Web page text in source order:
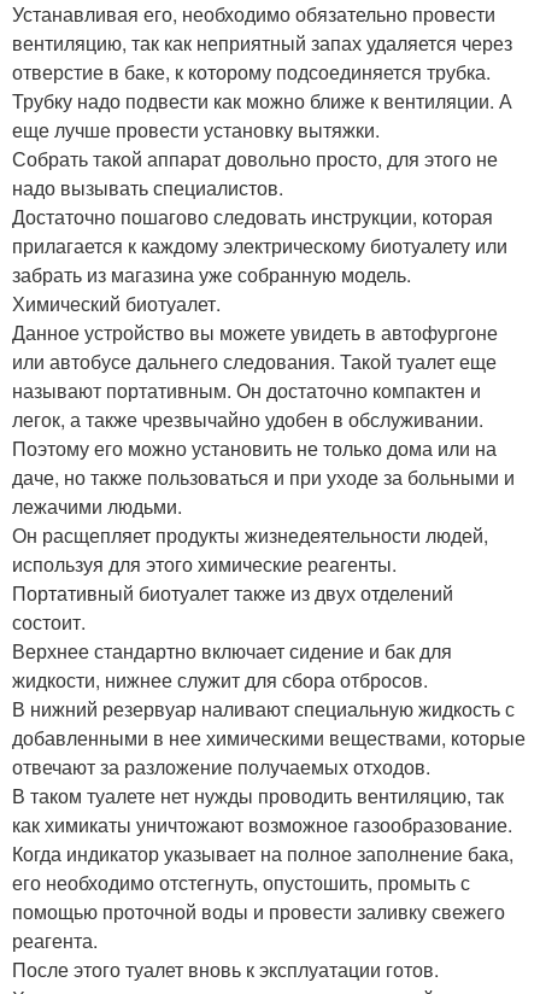
Устанавливая его, необходимо обязательно провести
вентиляцию, так как неприятный запах удаляется через
отверстие в баке, к которому подсоединяется трубка.
Трубку надо подвести как можно ближе к вентиляции. А
еще лучше провести установку вытяжки.
Собрать такой аппарат довольно просто, для этого не
надо вызывать специалистов.
Достаточно пошагово следовать инструкции, которая
прилагается к каждому электрическому биотуалету или
забрать из магазина уже собранную модель.
Химический биотуалет.
Данное устройство вы можете увидеть в автофургоне
или автобусе дальнего следования. Такой туалет еще
называют портативным. Он достаточно компактен и
легок, а также чрезвычайно удобен в обслуживании.
Поэтому его можно установить не только дома или на
даче, но также пользоваться и при уходе за больными и
лежачими людьми.
Он расщепляет продукты жизнедеятельности людей,
используя для этого химические реагенты.
Портативный биотуалет также из двух отделений
состоит.
Верхнее стандартно включает сидение и бак для
жидкости, нижнее служит для сбора отбросов.
В нижний резервуар наливают специальную жидкость с
добавленными в нее химическими веществами, которые
отвечают за разложение получаемых отходов.
В таком туалете нет нужды проводить вентиляцию, так
как химикаты уничтожают возможное газообразование.
Когда индикатор указывает на полное заполнение бака,
его необходимо отстегнуть, опустошить, промыть с
помощью проточной воды и провести заливку свежего
реагента.
После этого туалет вновь к эксплуатации готов.